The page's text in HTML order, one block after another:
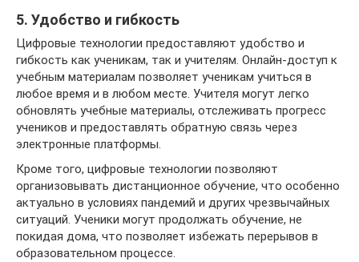
5. Удобство и гибкость
Цифровые технологии предоставляют удобство и
гибкость как ученикам, так и учителям. Онлайн-доступ к
учебным материалам позволяет ученикам учиться в
любое время и в любом месте. Учителя могут легко
обновлять учебные материалы, отслеживать прогресс
учеников и предоставлять обратную связь через
электронные платформы.
Кроме того, цифровые технологии позволяют
организовывать дистанционное обучение, что особенно
актуально в условиях пандемий и других чрезвычайных
ситуаций. Ученики могут продолжать обучение, не
покидая дома, что позволяет избежать перерывов в
образовательном процессе.